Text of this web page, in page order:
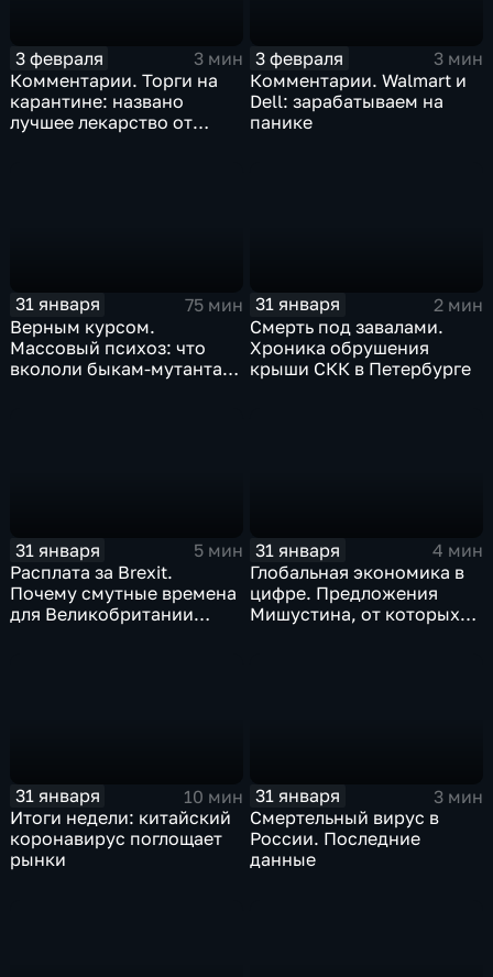
3 февраля
3 мин
Комментарии. Торги на
карантине: названо
лучшее лекарство от
3 февраля
3 мин
Комментарии. Walmart и
Dell: зарабатываем на
панике
31 января
75 мин
Верным курсом.
Массовый психоз: что
вкололи быкам-мутантам,
31 января
2 мин
Смерть под завалами.
Хроника обрушения
крыши СКК в Петербурге
31 января
5 мин
Расплата за Brexit.
Почему смутные времена
для Великобритании
31 января
4 мин
Глобальная экономика в
цифре. Предложения
Мишустина, от которых
31 января
10 мин
Итоги недели: китайский
коронавирус поглощает
рынки
31 января
3 мин
Смертельный вирус в
России. Последние
данные